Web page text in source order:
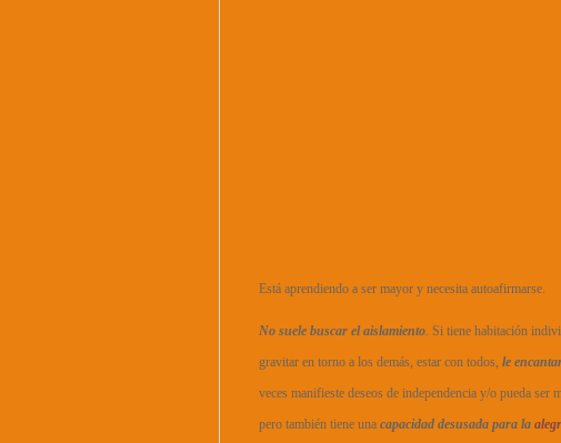
Está aprendiendo a ser mayor y necesita autoafirmarse.
No suele buscar el aislamiento. Si tiene habitación
gravitar en torno a los demás, estar con todos, le
veces manifieste deseos de independencia y/o pueda
pero también tiene una capacidad desusada para la